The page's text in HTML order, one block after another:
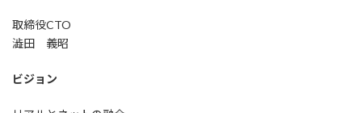
取締役CTO
澁田 義昭
ビジョン